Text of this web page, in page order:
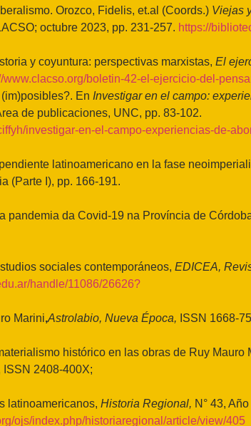
Orozco, Fidelis, et.al (Coords.) Viejas
octubre 2023, pp. 231-257. https://
y coyuntura: perspectivas marxistas, El
www.clacso.org/boletin-42-el-ejercicio-del-
En Investigar en el campo:
de publicaciones, UNC, pp. 83-102.
investigar-en-el-campo-experiencias-de-
latinoamericano en la fase
(Parte I), pp. 166-191.
pandemia da Covid-19 na Província de
sociales contemporáneos, EDICEA,
handle/11086/26626?
Marini,Astrolabio, Nueva Época, ISSN 1668-
histórico en las obras de Ruy Mauro
ISSN 2408-400X;
latinoamericanos, Historia Regional, N° 43,
ojs/index.php/historiaregional/article/view/405